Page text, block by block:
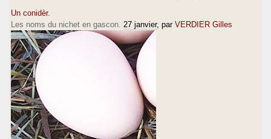
Un conidèr.
Les noms du nichet en gascon. 27 janvier, par VERDIER Gilles